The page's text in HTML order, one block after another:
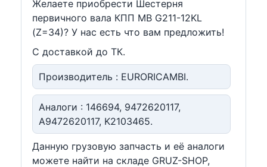
Желаете приобрести Шестерня
первичного вала КПП MB G211-12KL
(Z=34)? У нас есть что вам предложить!
С доставкой до ТК.
Производитель : EURORICAMBI.
Аналоги : 146694, 9472620117,
A9472620117, K2103465.
Данную грузовую запчасть и её аналоги
можете найти на складе GRUZ-SHOP,